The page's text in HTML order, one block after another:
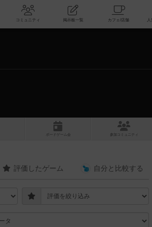
ボードゲーム会 コミュニティ 掲示板一覧
ボ ドゲ ーム コミュニティ
評価したゲーム 自分と 比較する